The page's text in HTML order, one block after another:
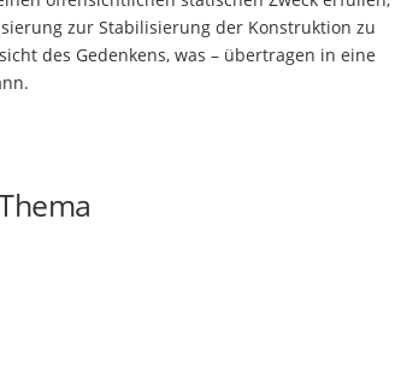
zur Stabilisierung der Konstruktion zu
des Gedenkens, was – übertragen in eine